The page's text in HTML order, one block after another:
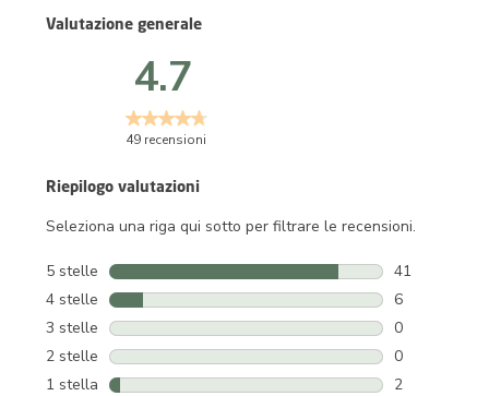
Riepilogo valutazioni
Seleziona una riga qui sotto per filtrare le recensioni.
5 stelle stelle
41
41
4 stelle stelle
6
6 recensioni
3 stelle stelle
0
0 recensioni
2 stelle stelle
0
0 recensioni
1 stella stelle
2
Valutazione generale
4.7
49 recensioni